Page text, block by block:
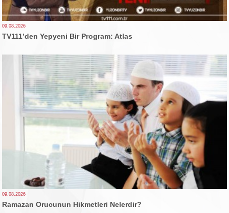
09.08.2026
TV111’den Yepyeni Bir Program: Atlas
09.08.2026
Ramazan Orucunun Hikmetleri Nelerdir?